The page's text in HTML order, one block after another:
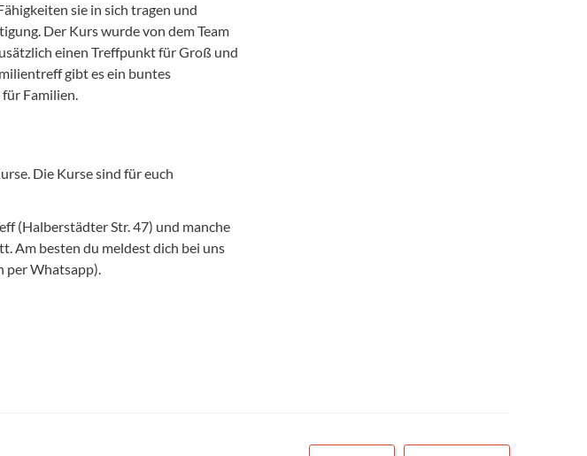
sie in sich tragen und
Der Kurs wurde von dem Team
einen Treffpunkt für Groß und
gibt es ein buntes
Familien.
Die Kurse sind für euch
(Halberstädter Str. 47) und manche
Am besten du meldest dich bei uns
per Whatsapp).